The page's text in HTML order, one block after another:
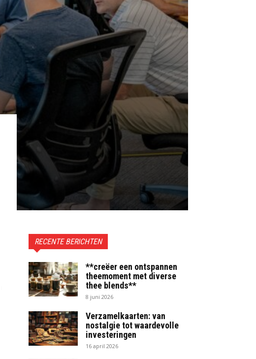
RECENTE BERICHTEN
**creëer een ontspannen
theemoment met diverse
thee blends**
8 juni 2026
Verzamelkaarten: van
nostalgie tot waardevolle
investeringen
16 april 2026